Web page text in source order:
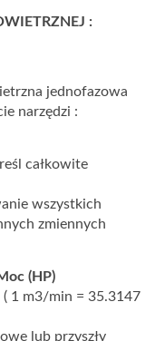
:
jednofazowa
narzędzi :
całkowite
wszystkich
zmiennych
(HP)
1 m3/min = 35.3147
lub przyszły